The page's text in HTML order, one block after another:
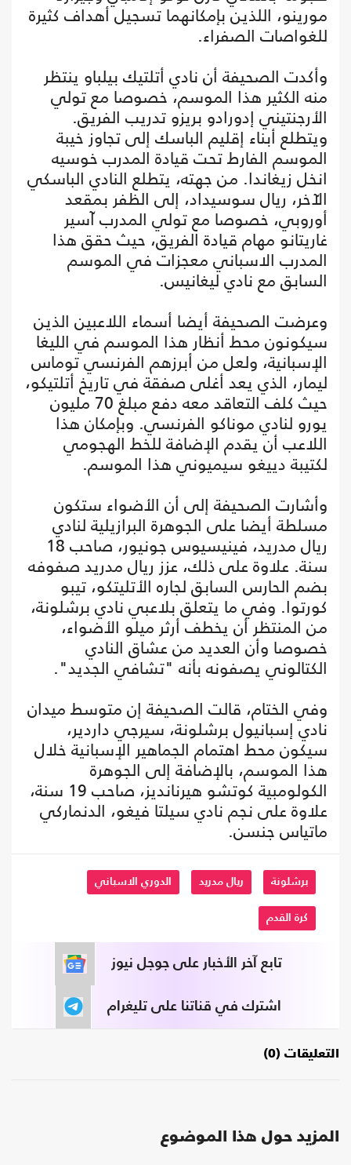
مورينو، اللذين بإمكانهما تسجيل أهداف كثيرة
للغواصات الصفراء.
وأكدت الصحيفة أن نادي أتلتيك بيلباو ينتظر
منه الكثير هذا الموسم، خصوصا مع تولي
الأرجنتيني إدورادو بريزو تدريب الفريق.
ويتطلع أبناء إقليم الباسك إلى تجاوز خيبة
الموسم الفارط تحت قيادة المدرب خوسيه
انخل زيغاندا. من جهته، يتطلع النادي الباسكي
الآخر، ريال سوسيداد، إلى الظفر بمقعد
أوروبي، خصوصا مع تولي المدرب آسير
غاريتانو مهام قيادة الفريق، حيث حقق هذا
المدرب الاسباني معجزات في الموسم
السابق مع نادي ليغانيس.
وعرضت الصحيفة أيضا أسماء اللاعبين الذين
سيكونون محط أنظار هذا الموسم في الليغا
الإسبانية، ولعل من أبرزهم الفرنسي توماس
ليمار، الذي يعد أغلى صفقة في تاريخ أتلتيكو،
حيث كلف التعاقد معه دفع مبلغ 70 مليون
يورو لنادي موناكو الفرنسي. وبإمكان هذا
اللاعب أن يقدم الإضافة للخط الهجومي
لكتيبة دييغو سيميوني هذا الموسم.
وأشارت الصحيفة إلى أن الأضواء ستكون
مسلطة أيضا على الجوهرة البرازيلية لنادي
ريال مدريد، فينيسيوس جونيور، صاحب 18
سنة. علاوة على ذلك، عزز ريال مدريد صفوفه
بضم الحارس السابق لجاره الأتليتكو، تيبو
كورتوا. وفي ما يتعلق بلاعبي نادي برشلونة،
من المنتظر أن يخطف أرثر ميلو الأضواء،
خصوصا وأن العديد من عشاق النادي
الكتالوني يصفونه بأنه "تشافي الجديد".
وفي الختام، قالت الصحيفة إن متوسط ميدان
نادي إسبانيول برشلونة، سيرجي داردير،
سيكون محط اهتمام الجماهير الإسبانية خلال
هذا الموسم، بالإضافة إلى الجوهرة
الكولومبية كوتشو هيرنانديز، صاحب 19 سنة،
علاوة على نجم نادي سيلتا فيغو، الدنماركي
ماتياس جنسن.
برشلونة ريال مدريد الدوري الاسباني
كرة القدم
تابع آخر الأخبار على جوجل نيوز
اشترك في قناتنا على تليغرام
التعليقات (0)
المزيد حول هذا الموضوع